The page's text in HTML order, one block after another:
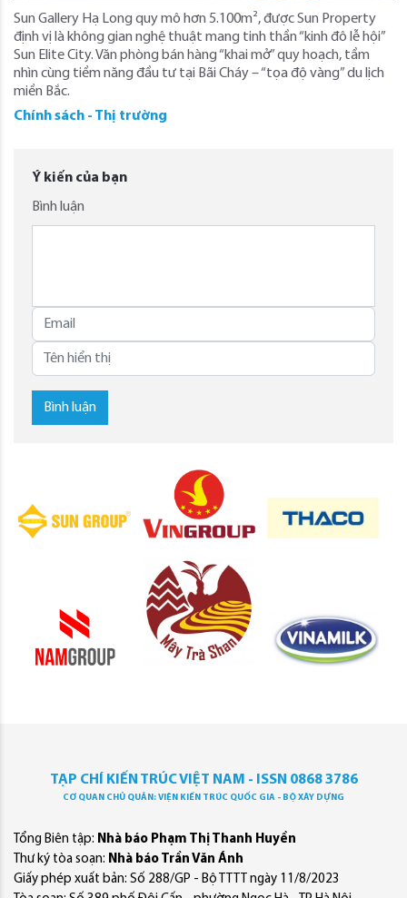
Sun Gallery Hạ Long quy mô hơn 5.100m², được Sun Property
định vị là không gian nghệ thuật mang tinh thần “kinh đô lễ hội”
Sun Elite City. Văn phòng bán hàng “khai mở” quy hoạch, tầm
nhìn cùng tiềm năng đầu tư tại Bãi Cháy – “tọa độ vàng” du lịch
miền Bắc.
Chính sách - Thị trường
Ý kiến của bạn
Bình luận
Bình luận
TẠP CHÍ KIẾN TRÚC VIỆT NAM - ISSN 0868 3786
CƠ QUAN CHỦ QUẢN: VIỆN KIẾN TRÚC QUỐC GIA - BỘ XÂY DỰNG
Tổng Biên tập: Nhà báo Phạm Thị Thanh Huyền
Thư ký tòa soạn: Nhà báo Trần Văn Ánh
Giấy phép xuất bản: Số 288/GP - Bộ TTTT ngày 11/8/2023